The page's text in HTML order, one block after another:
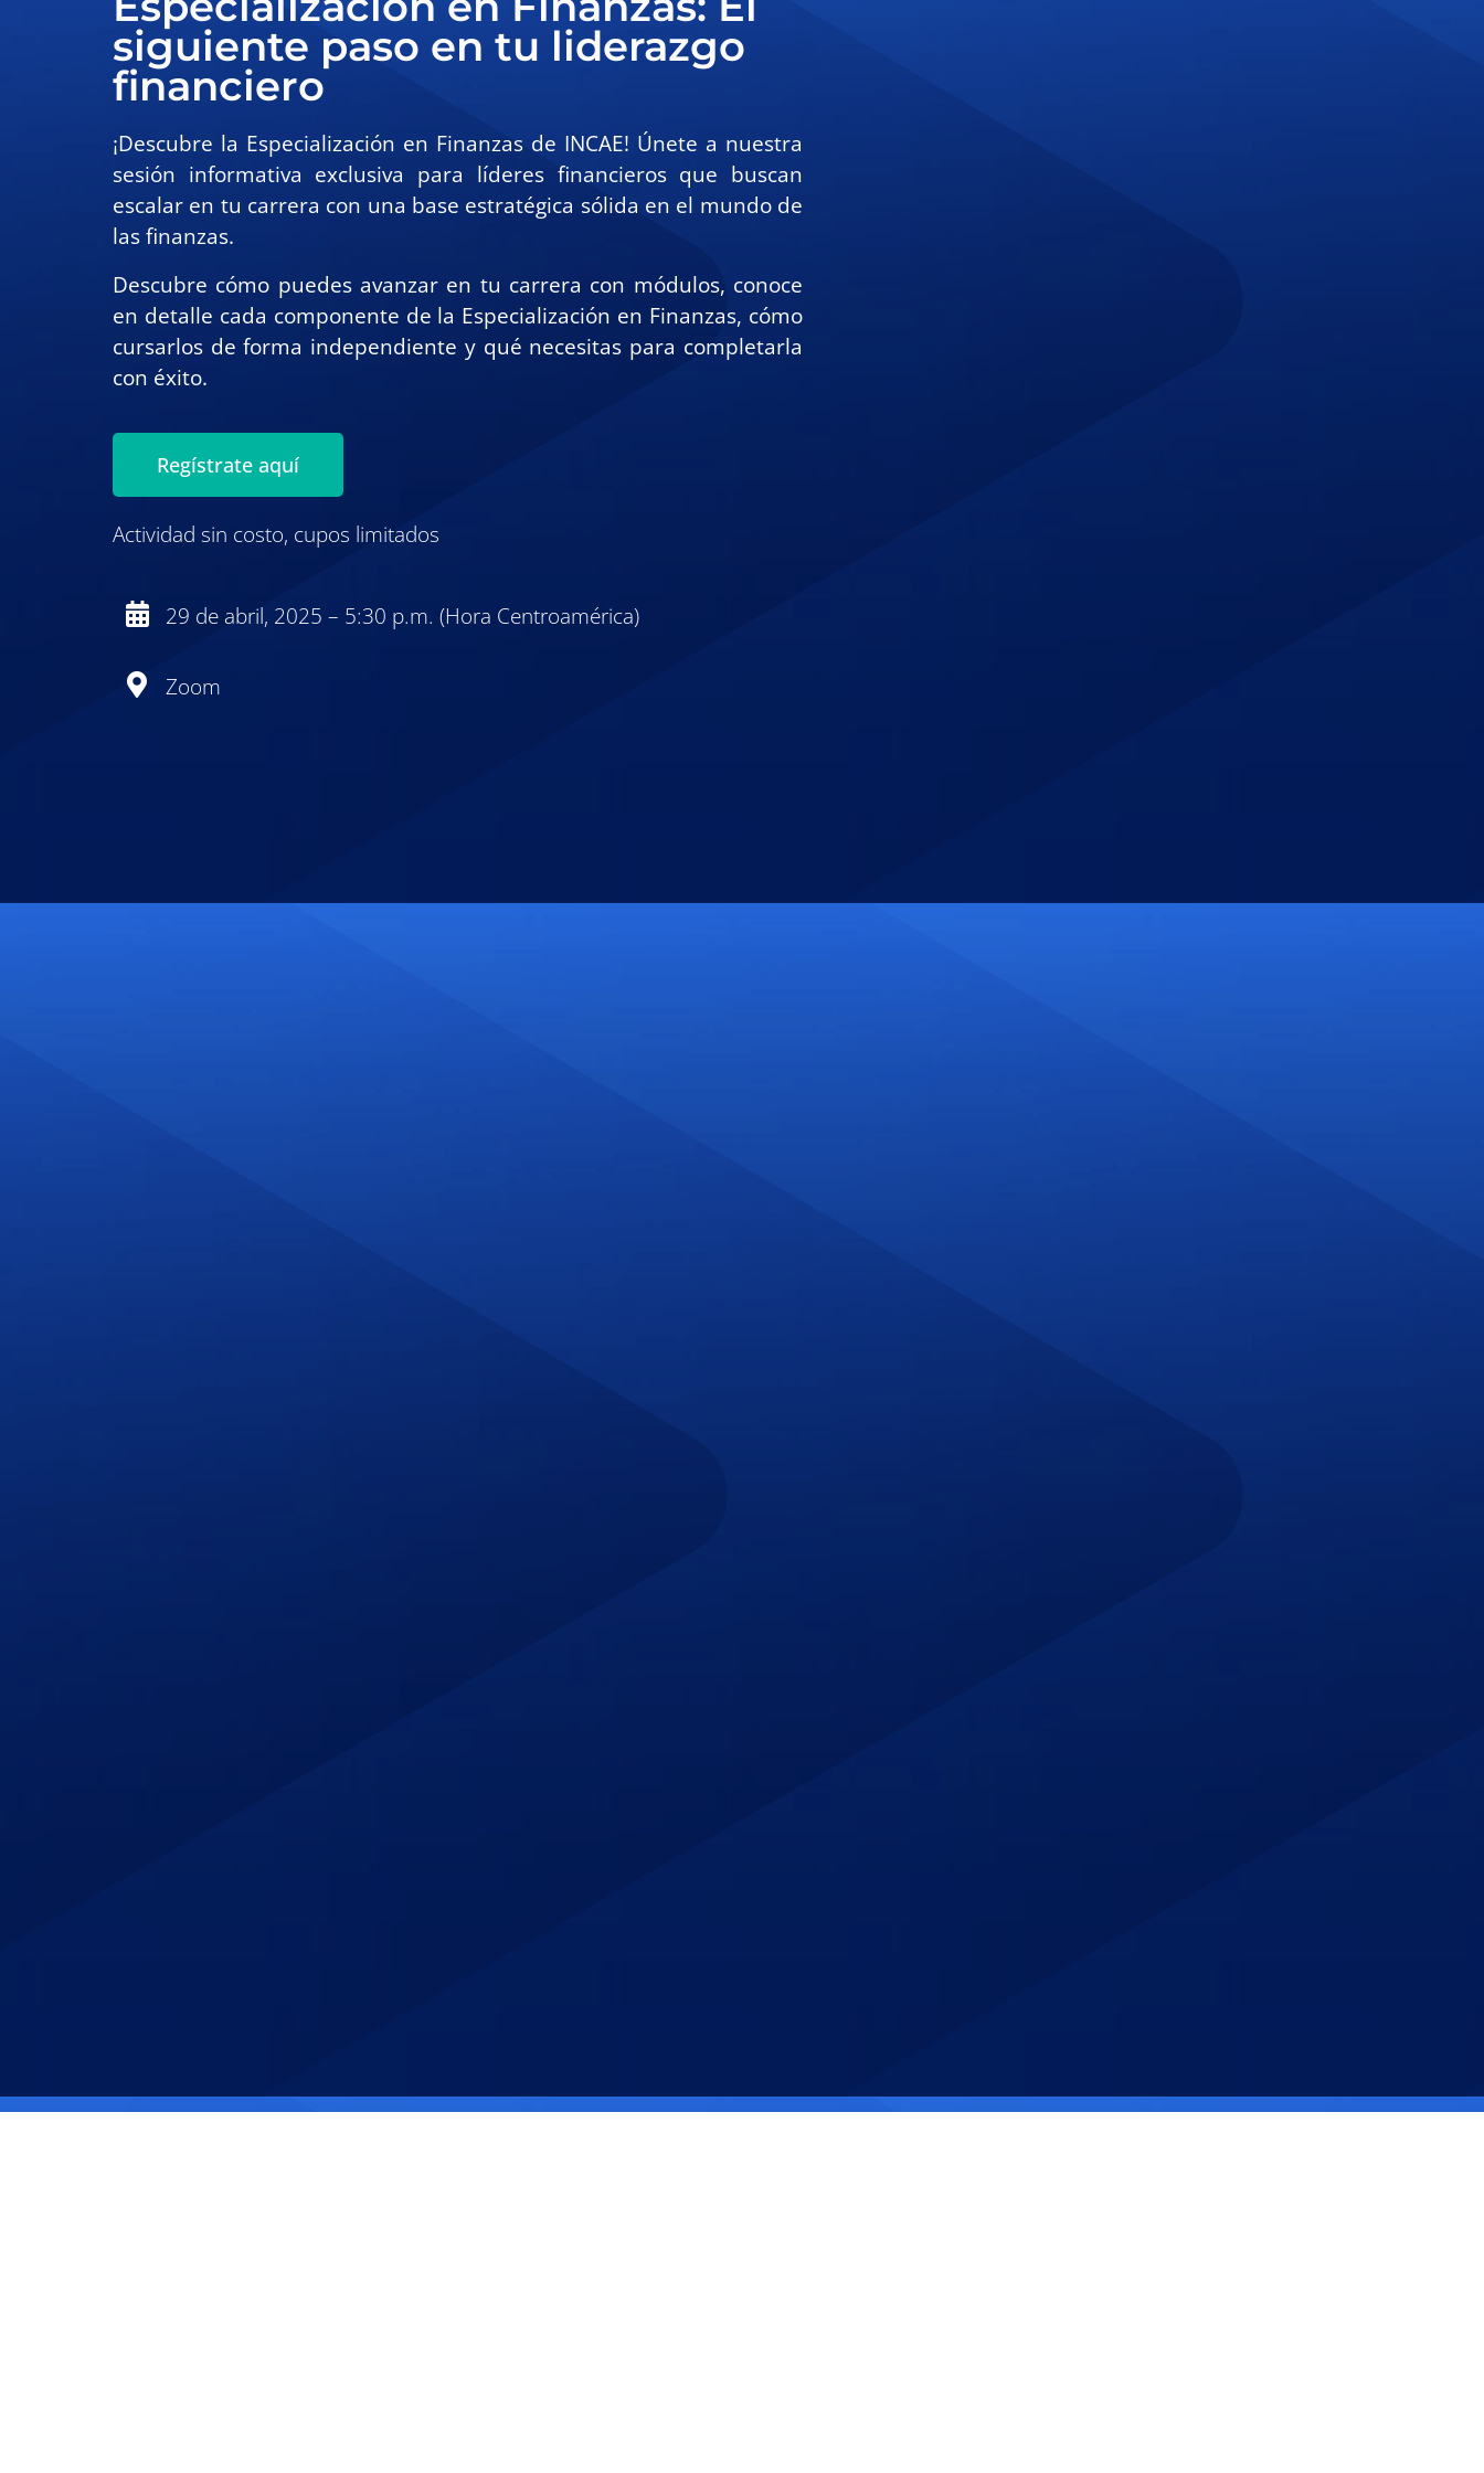
siguiente paso en tu liderazgo
financiero
¡Descubre la Especialización en Finanzas de INCAE! Únete a nuestra
sesión informativa exclusiva para líderes financieros que buscan
escalar en tu carrera con una base estratégica sólida en el mundo de
las finanzas.
Descubre cómo puedes avanzar en tu carrera con módulos, conoce
en detalle cada componente de la Especialización en Finanzas, cómo
cursarlos de forma independiente y qué necesitas para completarla
con éxito.
Regístrate aquí
Actividad sin costo, cupos limitados
29 de abril, 2025 – 5:30 p.m. (Hora Centroamérica)
Zoom